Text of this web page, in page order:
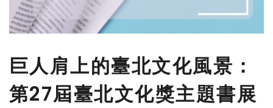
巨人肩上的臺北文化風景：
第27屆臺北文化獎主題書展